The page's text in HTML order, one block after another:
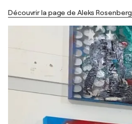
Découvrir la page de Aleks Rosenberg